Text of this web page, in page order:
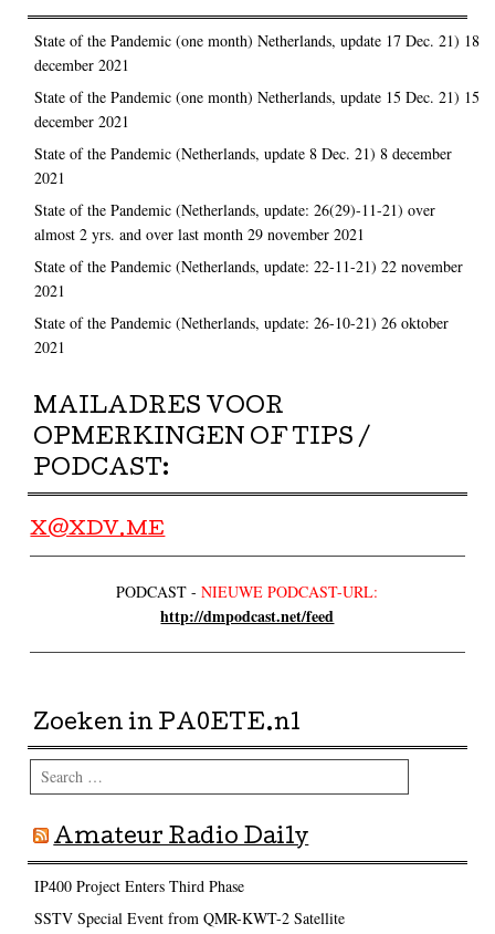
State of the Pandemic (one month) Netherlands, update 17 Dec. 21) 18
december 2021
State of the Pandemic (one month) Netherlands, update 15 Dec. 21) 15
december 2021
State of the Pandemic (Netherlands, update 8 Dec. 21) 8 december
2021
State of the Pandemic (Netherlands, update: 26(29)-11-21) over
almost 2 yrs. and over last month 29 november 2021
State of the Pandemic (Netherlands, update: 22-11-21) 22 november
2021
State of the Pandemic (Netherlands, update: 26-10-21) 26 oktober
2021
MAILADRES VOOR
OPMERKINGEN OF TIPS /
PODCAST:
X@XDV.ME
PODCAST -NIEUWE PODCAST-URL:
http://dmpodcast.net/feed
Zoeken in PA0ETE.nl
Search
Amateur Radio Daily
IP400 Project Enters Third Phase
SSTV Special Event from QMR-KWT-2 Satellite